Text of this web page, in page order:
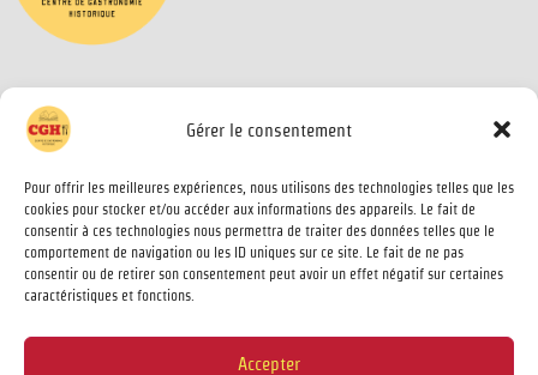
Gérer le consentement
Pour offrir les meilleures expériences, nous utilisons des technologies telles que les
cookies pour stocker et/ou accéder aux informations des appareils. Le fait de
consentir à ces technologies nous permettra de traiter des données telles que le
comportement de navigation ou les ID uniques sur ce site. Le fait de ne pas
consentir ou de retirer son consentement peut avoir un effet négatif sur certaines
caractéristiques et fonctions.
Accepter
Centre de gastronomie historique asbl
Avenue de L’Oud-Kapelleke 5 bte 59
gastronomie.historique@gmail.com